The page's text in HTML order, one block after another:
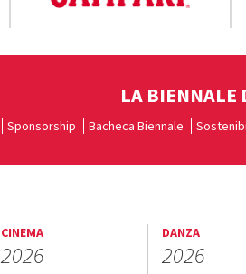
LA BIENNALE
Sponsorship Bacheca Biennale
CINEMA
2026
DANZA
2026